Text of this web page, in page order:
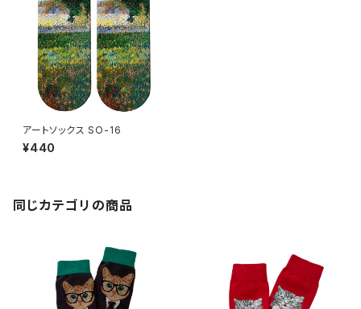
アートソックス SO-16
¥440
同じカテゴリの商品